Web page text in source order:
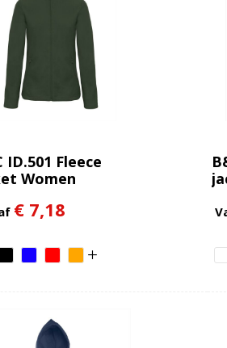
ID.501 Fleece
Women
€ 7,18